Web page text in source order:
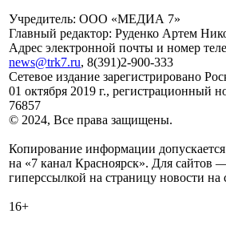
Учредитель: ООО «МЕДИА 7»
Главный редактор: Руденко Артем
Адрес электронной почты и номер
news@trk7.ru, 8(391)2-900-333
Сетевое издание зарегистрировано
01 октября 2019 г.,
76857
© 2024, Все права защищены.
Копирование информации допускается
на «7 канал Красноярск». Для сайтов
гиперссылкой на страницу новости на
16+